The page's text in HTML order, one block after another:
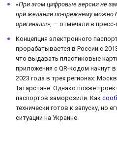
«При этом цифровые версии не
при желании по-прежнему можно
оригиналы», — отмечали в
Концепция электронного
прорабатывается в России с
что выдавать пластиковые
приложения с QR-кодом начнут
2023 года в трех регионах:
Татарстане. Однако позже
паспортов заморозили. Как
технически готов к запуску, но
ситуации на Украине.